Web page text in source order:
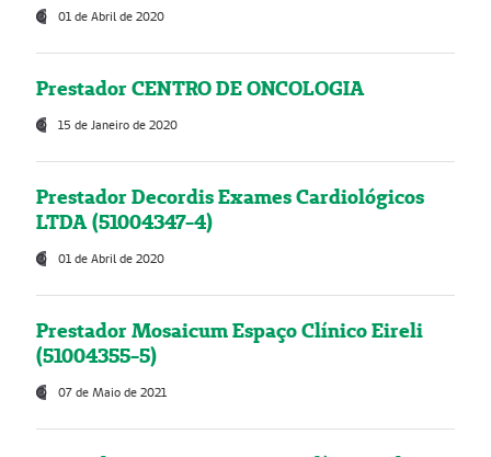
01 de Abril de 2020
Prestador CENTRO DE ONCOLOGIA
15 de Janeiro de 2020
Prestador Decordis Exames Cardiológicos
LTDA (51004347-4)
01 de Abril de 2020
Prestador Mosaicum Espaço Clínico Eireli
(51004355-5)
07 de Maio de 2021